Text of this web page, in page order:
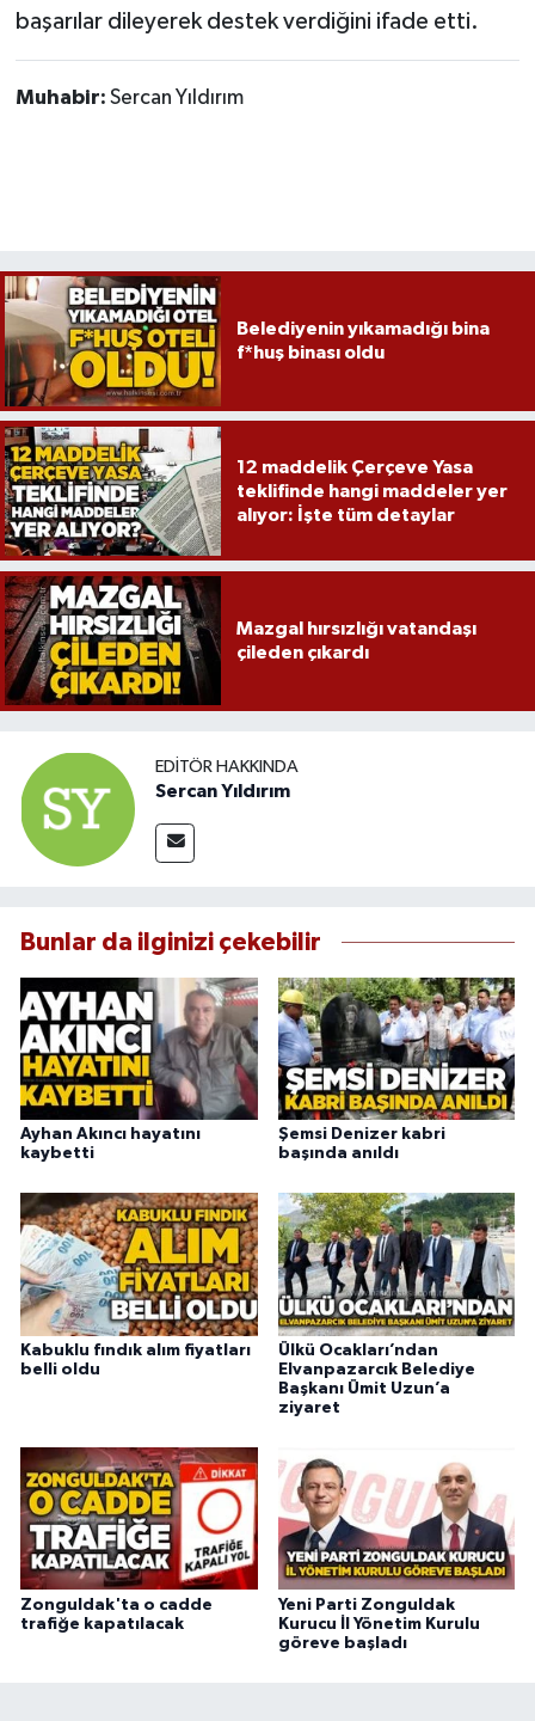
başarılar dileyerek destek verdiğini ifade etti.
Muhabir: Sercan Yıldırım
Belediyenin yıkamadığı bina
f*huş binası oldu
12 maddelik Çerçeve Yasa
teklifinde hangi maddeler yer
alıyor: İşte tüm detaylar
Mazgal hırsızlığı vatandaşı
çileden çıkardı
EDITÖR HAKKINDA
Sercan Yıldırım
Bunlar da ilginizi çekebilir
Ayhan Akıncı hayatını
kaybetti
Şemsi Denizer kabri
başında anıldı
Kabuklu fındık alım fiyatları
belli oldu
Ülkü Ocakları’ndan
Elvanpazarcık Belediye
Başkanı Ümit Uzun’a
ziyaret
Zonguldak'ta o cadde
trafiğe kapatılacak
Yeni Parti Zonguldak
Kurucu İl Yönetim Kurulu
göreve başladı